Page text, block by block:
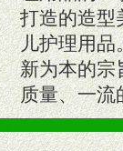
打造的造型
儿护理用品
新为本的宗
质量、一流